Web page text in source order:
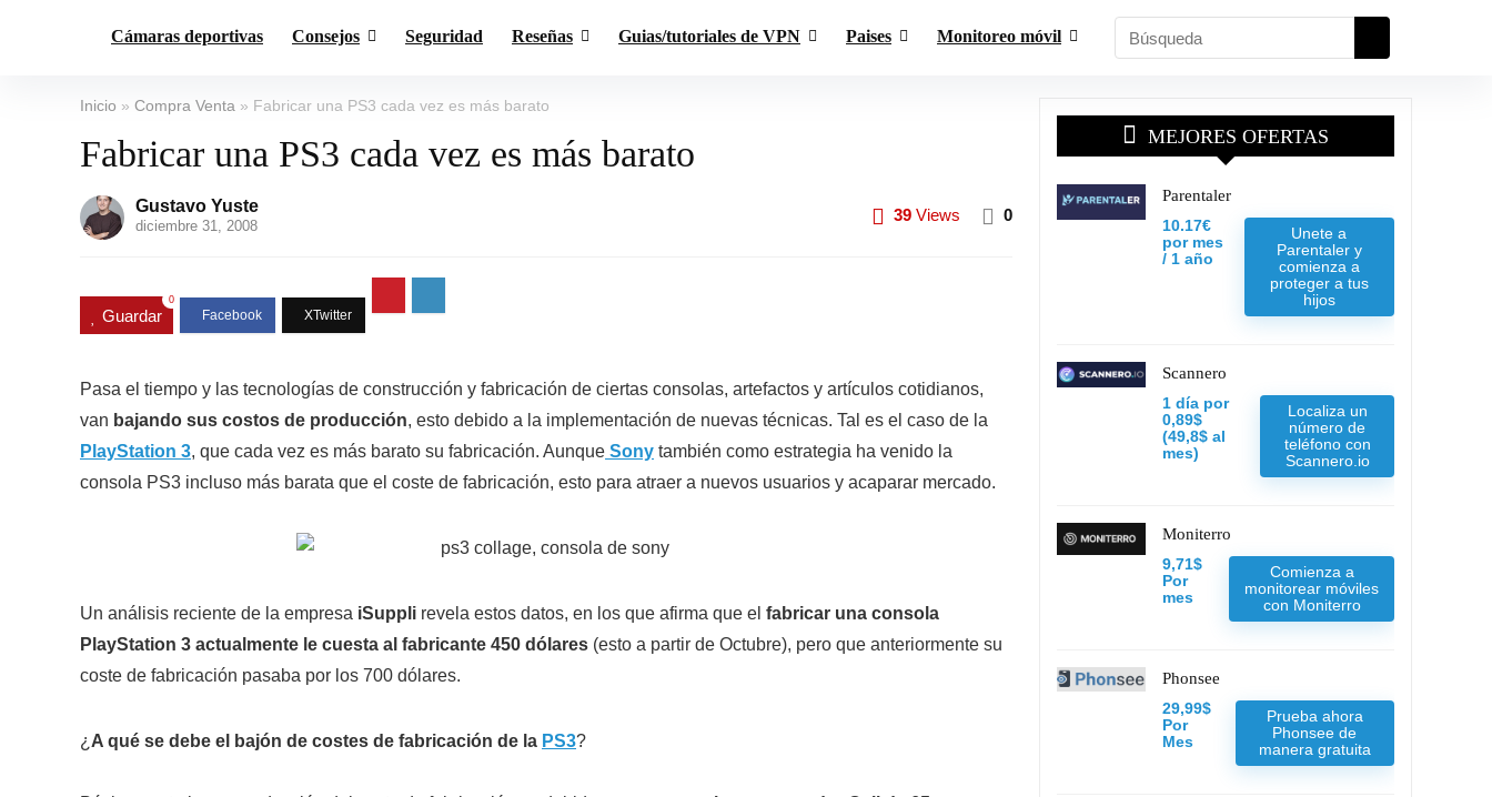
Cámaras deportivas Consejos Seguridad Reseñas Guias/tutoriales de VPN Paises Monitoreo móvil
Inicio » Compra Venta » Fabricar una PS3 cada vez es más barato
Fabricar una PS3 cada vez es más barato
Gustavo Yuste
diciembre 31, 2008
39 Views 0
Guardar
0
Pasa el tiempo y las tecnologías de construcción y fabricación de ciertas consolas, artefactos y artículos cotidianos,
van bajando sus costos de producción, esto debido a la implementación de nuevas técnicas. Tal es el caso de la
PlayStation 3, que cada vez es más barato su fabricación. Aunque Sony también como estrategia ha venido la
consola PS3 incluso más barata que el coste de fabricación, esto para atraer a nuevos usuarios y acaparar mercado.
Un análisis reciente de la empresa iSuppli revela estos datos, en los que afirma que el fabricar una consola
PlayStation 3 actualmente le cuesta al fabricante 450 dólares (esto a partir de Octubre), pero que anteriormente su
coste de fabricación pasaba por los 700 dólares.
¿ A qué se debe el bajón de costes de fabricación de la PS3?
MEJORES OFERTAS
Parentaler
10.17€
por mes
/ 1 año
Unete a
Parentaler y
comienza a
proteger a tus
hijos
Scannero
1 día por
0,89$
(49,8$ al
mes)
Localiza un
número de
teléfono con
Scannero.io
Moniterro
9,71$
Por
mes
Comienza a
monitorear móviles
con Moniterro
Phonsee
29,99$
Por
Mes
Prueba ahora
Phonsee de
manera gratuita